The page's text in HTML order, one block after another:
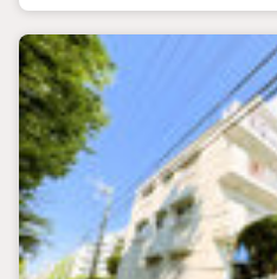
※必ずYahoo！ JAPAN IDでロ
※PayPayボーナスライトは出
限は付与日から60日です。
ーーーーーーーーーーーーーー
紹介金融機関/都市銀行
利率/年利 0.95％（変動金利）
※上記金利は 2026年8月時点
は融資実行時のものとなりま
額と異なる場合があります。
ーーーーーーーーーーーーー